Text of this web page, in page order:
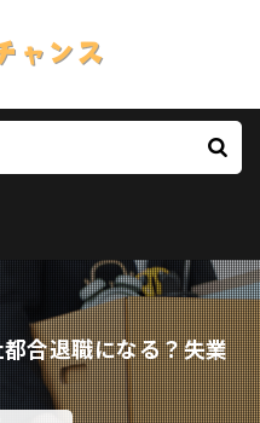
合退職になる？失業